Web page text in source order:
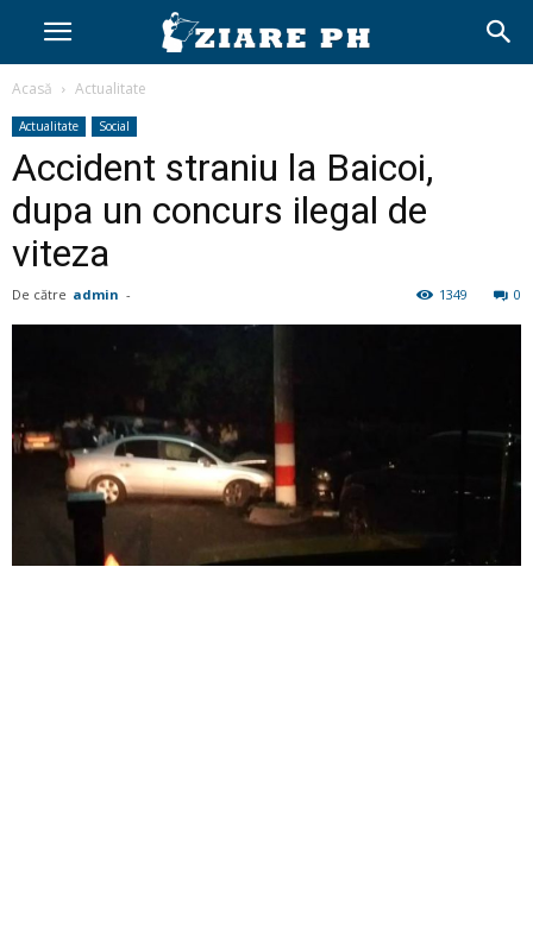
Acasă Actualitate
Actualitate Social
Accident straniu la Baicoi,
dupa un concurs ilegal de
viteza
De către admin - 0
1349